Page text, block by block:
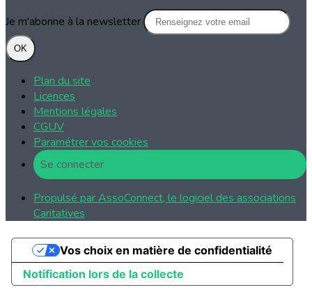
Je m'abonne à la newsletter
OK
Plan du site
Licences
Mentions légales
CGUV
Paramétrer vos cookies
Se connecter
Propulsé par AssoConnect, le logiciel des associations
Caritatives
Notification lors de la collecte
Vos choix en matière de confidentialité